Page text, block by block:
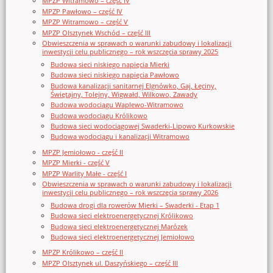
MPZP Pawłowo – część IV
MPZP Witramowo – część V
MPZP Olsztynek Wschód – część III
Obwieszczenia w sprawach o warunki zabudowy i lokalizacji
inwestycji celu publicznego – rok wszczęcia sprawy 2025
Budowa sieci niskiego napięcia Mierki
Budowa sieci niskiego napięcia Pawłowo
Budowa kanalizacji sanitarnej Elgnówko, Gaj, Łęciny,
Świętajny, Tolejny, Wigwałd, Wilkowo, Zawady
Budowa wodociągu Waplewo-Witramowo
Budowa wodociągu Królikowo
Budowa sieci wodociągowej Swaderki-Lipowo Kurkowskie
Budowa wodociągu i kanalizacji Witramowo
MPZP Jemiołowo - część II
MPZP Mierki - część V
MPZP Warlity Małe - część I
Obwieszczenia w sprawach o warunki zabudowy i lokalizacji
inwestycji celu publicznego – rok wszczęcia sprawy 2026
Budowa drogi dla rowerów Mierki – Swaderki - Etap 1
Budowa sieci elektroenergetycznej Królikowo
Budowa sieci elektroenergetycznej Marózek
Budowa sieci elektroenergetycznej Jemiołowo
MPZP Królikowo – część II
MPZP Olsztynek ul. Daszyńskiego – część III